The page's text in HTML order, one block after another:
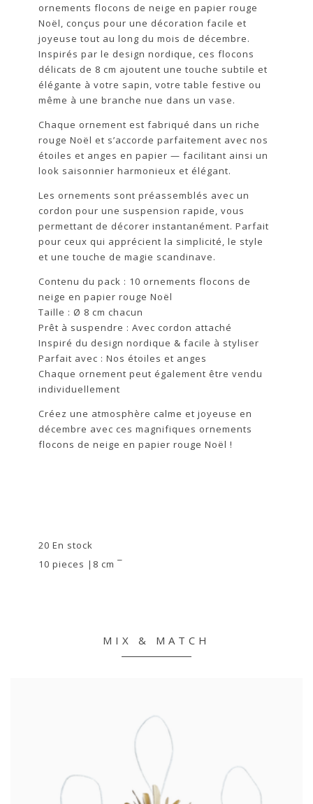
ornements flocons de neige en papier rouge
Noël, conçus pour une décoration facile et
joyeuse tout au long du mois de décembre.
Inspirés par le design nordique, ces flocons
délicats de 8 cm ajoutent une touche subtile et
élégante à votre sapin, votre table festive ou
même à une branche nue dans un vase.
Chaque ornement est fabriqué dans un riche
rouge Noël et s’accorde parfaitement avec nos
étoiles et anges en papier — facilitant ainsi un
look saisonnier harmonieux et élégant.
Les ornements sont préassemblés avec un
cordon pour une suspension rapide, vous
permettant de décorer instantanément. Parfait
pour ceux qui apprécient la simplicité, le style
et une touche de magie scandinave.
Contenu du pack : 10 ornements flocons de
neige en papier rouge Noël
Taille : Ø 8 cm chacun
Prêt à suspendre : Avec cordon attaché
Inspiré du design nordique & facile à styliser
Parfait avec : Nos étoiles et anges
Chaque ornement peut également être vendu
individuellement
Créez une atmosphère calme et joyeuse en
décembre avec ces magnifiques ornements
flocons de neige en papier rouge Noël !
20 En stock
10 pieces |8 cm ¯
MIX & MATCH